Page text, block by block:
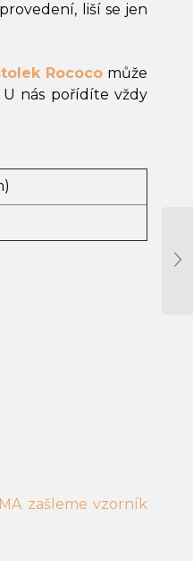
liší se jen
Rococo může
nás pořídíte vždy
zašleme vzorník